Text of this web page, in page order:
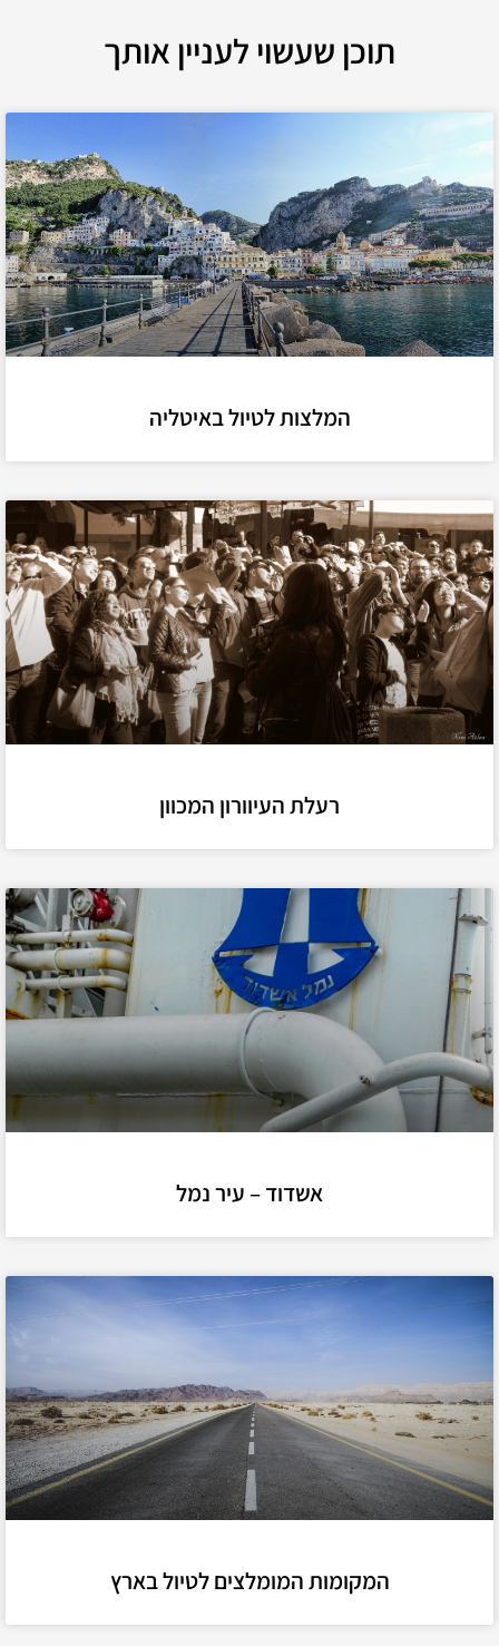
תוכן שעשוי לעניין אותך
המלצות לטיול באיטליה
רעלת העיוורון המכוון
אשדוד – עיר נמל
המקומות המומלצים לטיול בארץ